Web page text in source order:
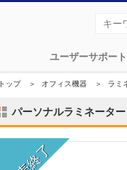
ユーザーサポート
トップ＞ オフィス機器 ＞ ラミ
パーソナルラミネータ